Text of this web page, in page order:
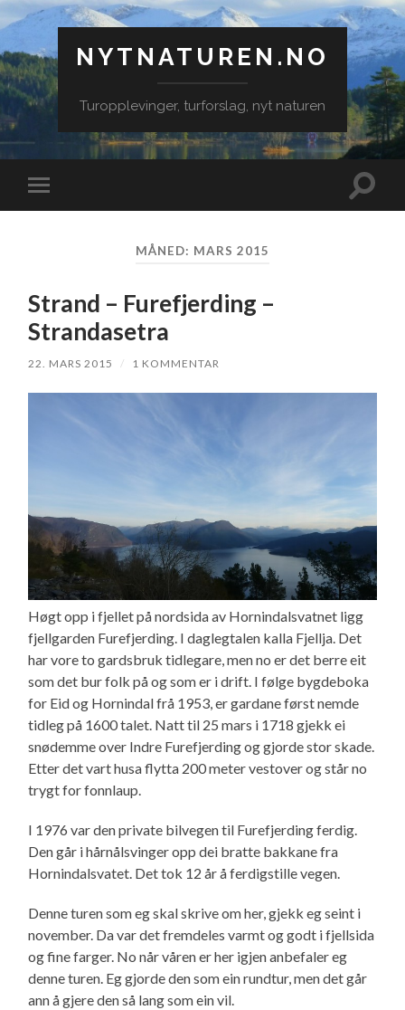
NYTNATUREN.NO
Turopplevinger, turforslag, nyt naturen
Veksle
mobilmeny
Veksle
MÅNED: MARS 2015
Strand – Furefjerding –
Strandasetra
22. MARS 2015 / 1 KOMMENTAR
Høgt opp i fjellet på nordsida av Hornindalsvatnet ligg
fjellgarden Furefjerding. I daglegtalen kalla Fjellja. Det
har vore to gardsbruk tidlegare, men no er det berre eit
som det bur folk på og som er i drift. I følge bygdeboka
for Eid og Hornindal frå 1953, er gardane først nemde
tidleg på 1600 talet. Natt til 25 mars i 1718 gjekk ei
snødemme over Indre Furefjerding og gjorde stor skade.
Etter det vart husa flytta 200 meter vestover og står no
trygt for fonnlaup.
I 1976 var den private bilvegen til Furefjerding ferdig.
Den går i hårnålsvinger opp dei bratte bakkane fra
Hornindalsvatet. Det tok 12 år å ferdigstille vegen.
Denne turen som eg skal skrive om her, gjekk eg seint i
november. Da var det fremdeles varmt og godt i fjellsida
og fine farger. No når våren er her igjen anbefaler eg
denne turen. Eg gjorde den som ein rundtur, men det går
ann å gjere den så lang som ein vil.